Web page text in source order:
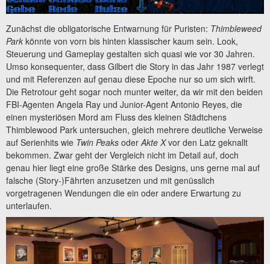
Zunächst die obligatorische Entwarnung für Puristen: Thimbleweed
Park könnte von vorn bis hinten klassischer kaum sein. Look,
Steuerung und Gameplay gestalten sich quasi wie vor 30 Jahren.
Umso konsequenter, dass Gilbert die Story in das Jahr 1987 verlegt
und mit Referenzen auf genau diese Epoche nur so um sich wirft.
Die Retrotour geht sogar noch munter weiter, da wir mit den beiden
FBI-Agenten Angela Ray und Junior-Agent Antonio Reyes, die
einen mysteriösen Mord am Fluss des kleinen Städtchens
Thimblewood Park untersuchen, gleich mehrere deutliche Verweise
auf Serienhits wie Twin Peaks oder Akte Xvor den Latz geknallt
bekommen. Zwar geht der Vergleich nicht im Detail auf, doch
genau hier liegt eine große Stärke des Designs, uns gerne mal auf
falsche (Story-)Fährten anzusetzen und mit genüsslich
vorgetragenen Wendungen die ein oder andere Erwartung zu
unterlaufen.